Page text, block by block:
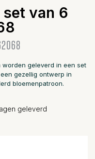
van 6
worden geleverd in een set
gezellig ontwerp in
bloemenpatroon.
geleverd